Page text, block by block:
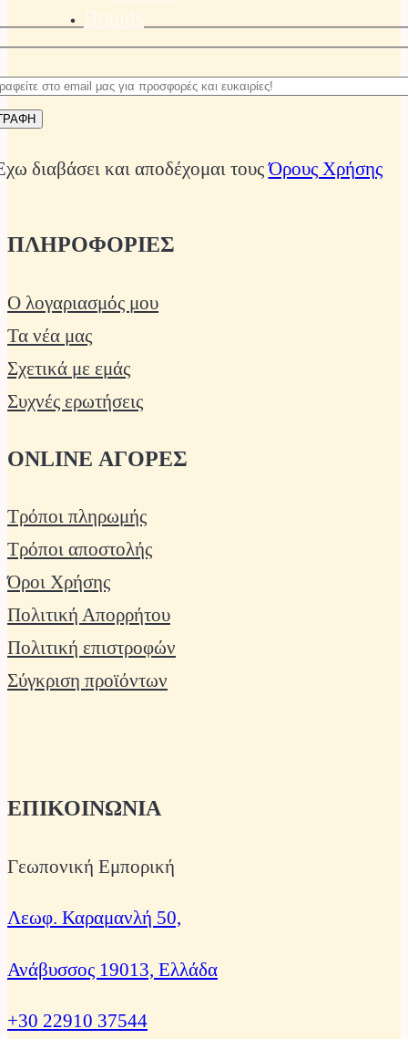
διαβάσει και αποδέχομαι τουςΌρους Χρήσης
ΠΛΗΡΟΦΟΡΙΕΣ
Ο λογαριασμός μου
Τα νέα μας
Σχετικά με εμάς
Συχνές ερωτήσεις
ONLINE ΑΓΟΡΕΣ
Τρόποι πληρωμής
Τρόποι αποστολής
Όροι Χρήσης
Πολιτική Απορρήτου
Πολιτική επιστροφών
Σύγκριση προϊόντων
ΕΠΙΚΟΙΝΩΝΙΑ
Γεωπονική Εμπορική
Λεωφ. Καραμανλή 50,
Ανάβυσσος 19013, Ελλάδα
+30 22910 37544
Brands